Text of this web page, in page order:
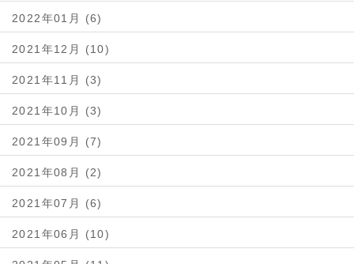
2022年01月 (6)
2021年12月 (10)
2021年11月 (3)
2021年10月 (3)
2021年09月 (7)
2021年08月 (2)
2021年07月 (6)
2021年06月 (10)